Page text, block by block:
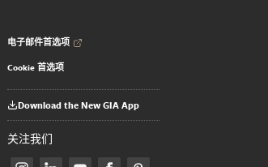
电子邮件首选项
Cookie 首选项
Download the New GIA App
关注我们